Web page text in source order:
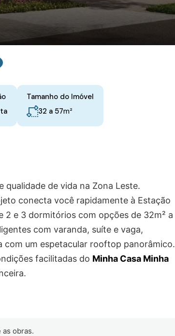
Tamanho do Imóvel
32 a 57m²
qualidade de vida na Zona Leste.
conecta você rapidamente à Estação
e 3 dormitórios com opções de 32m² a
com varanda, suíte e vaga,
um espetacular rooftop panorâmico.
facilitadas do Minha Casa Minha
as obras.